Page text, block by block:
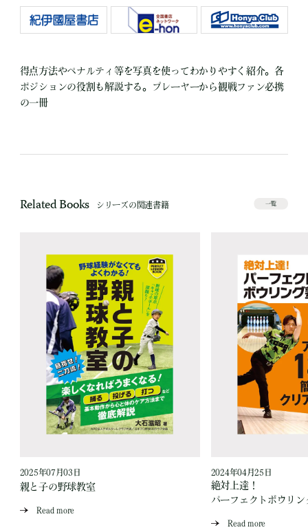
得点方法やペナルティ等を写真を使ってわかりやすく紹介。各
ポジションの役割も解説する。プレーヤーから観戦ファン必携
の一冊
Related Books シリーズの関連書籍 一覧
2025年07月03日
親と子の野球教室
Read more
2024年04月25日
絶対上達！
パーフェクトボウリン
Read more